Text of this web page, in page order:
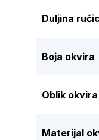
Duljina
Boja okvira
Oblik okvira
Materijal